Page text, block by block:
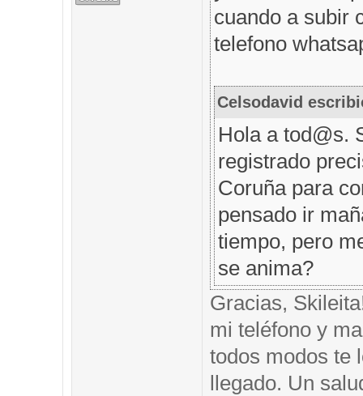
cuando a subir
telefono
Celsodavid
Hola a tod@s.
registrado
Coruña para
pensado ir
tiempo, pero
se anima?
Gracias,
mi teléfono y
todos modos te
llegado. Un